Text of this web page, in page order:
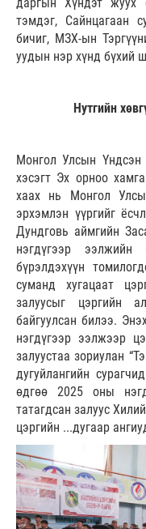
тэмдэг, Сайнцагаан
бичиг, МЗХ-ын
уудын нэр хүнд бүхий
Нутгийн
Монгол Улсын Үндсэн
хэсэгт Эх орноо
хаах нь Монгол
эрхэмлэн үүргийг
Дундговь аймгийн
нэгдүгээр
бүрэлдэхүүн
суманд хугацаат
залуусыг цэргийн
байгуулсан билээ.
нэгдүгээр ээлжээр
залуустаа зориулан
дугуйлангийн
өдгөө 2025 оны
татагдсан залуус
цэргийн ...дугаар